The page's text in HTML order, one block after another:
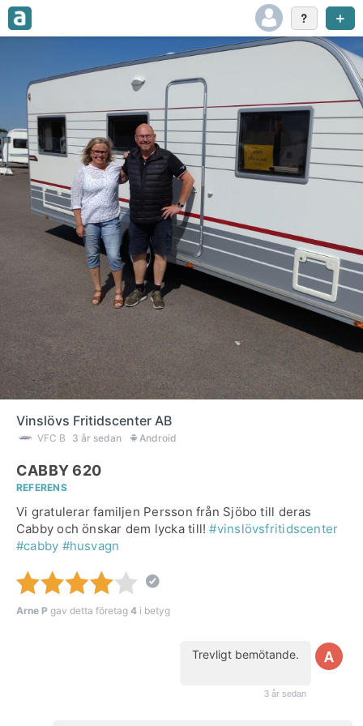
Vinslövs Fritidscenter AB
VFC B 3 år sedan Android
CABBY 620
REFERENS
Vi gratulerar familjen Persson från Sjöbo till deras
Cabby och önskar dem lycka till!#vinslövsfritidscenter
#cabby #husvagn
Arne P gav detta företag 4 i betyg
Trevligt bemötande.
3 år sedan